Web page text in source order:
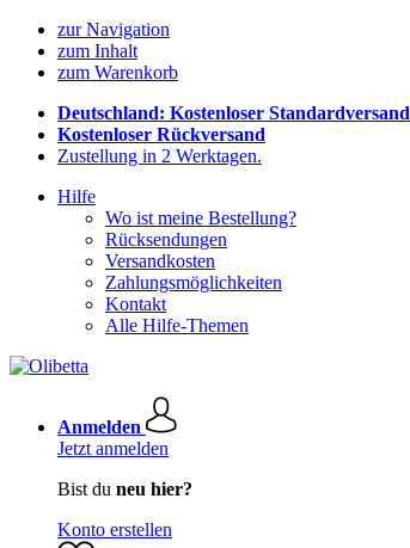
zur Navigation
zum Inhalt
zum Warenkorb
Deutschland: Kostenloser Standardversand
Kostenloser Rückversand
Zustellung in 2 Werktagen.
Hilfe
Wo ist meine Bestellung?
Rücksendungen
Versandkosten
Zahlungsmöglichkeiten
Kontakt
Alle Hilfe-Themen
Anmelden
Jetzt anmelden
Bist du neu hier?
Konto erstellen